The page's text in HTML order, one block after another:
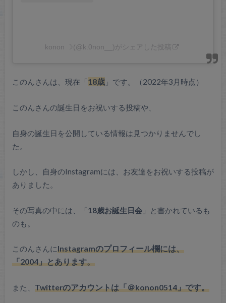
konon ☽︎(@k.0non__)がシェアした投稿
このんさんは、現在「18歳」です。（2022年3月時点）
このんさんの誕生日をお祝いする投稿や、
自身の誕生日を公開している情報は見つかりませんでし
た。
しかし、自身のInstagramには、お友達をお祝いする投稿が
ありました。
その写真の中には、「18歳お誕生日会」と書かれているも
のも。
このんさんにInstagramのプロフィール欄には、
「2004」とあります。
また、 Twitterのアカウントは「＠konon0514」です。